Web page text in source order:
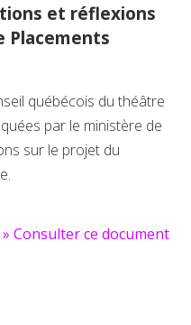
et réflexions
Placements
québécois du théâtre
par le ministère de
sur le projet du
» Consulter ce document